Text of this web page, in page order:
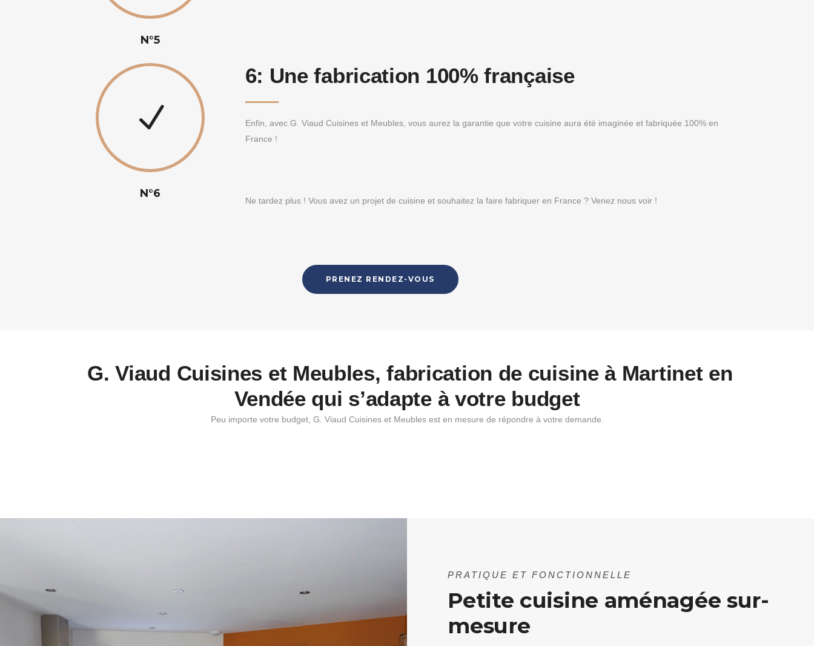
N°5
N°6
6: Une fabrication 100% française
Enfin, avec G. Viaud Cuisines et Meubles, vous aurez la garantie que votre cuisine aura été imaginée et fabriquée 100% en
France !
Ne tardez plus ! Vous avez un projet de cuisine et souhaitez la faire fabriquer en France ? Venez nous voir !
PRENEZ RENDEZ-VOUS
G. Viaud Cuisines et Meubles, fabrication de cuisine à Martinet en
Vendée qui s’adapte à votre budget
Peu importe votre budget, G. Viaud Cuisines et Meubles est en mesure de répondre à votre demande.
PRATIQUE ET FONCTIONNELLE
Petite cuisine aménagée sur-
mesure